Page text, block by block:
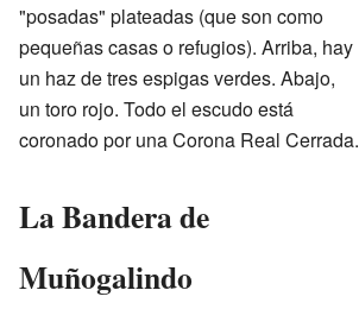
"posadas" plateadas (que son como
pequeñas casas o refugios). Arriba, hay
un haz de tres espigas verdes. Abajo,
un toro rojo. Todo el escudo está
coronado por una Corona Real Cerrada.
La Bandera de
Muñogalindo